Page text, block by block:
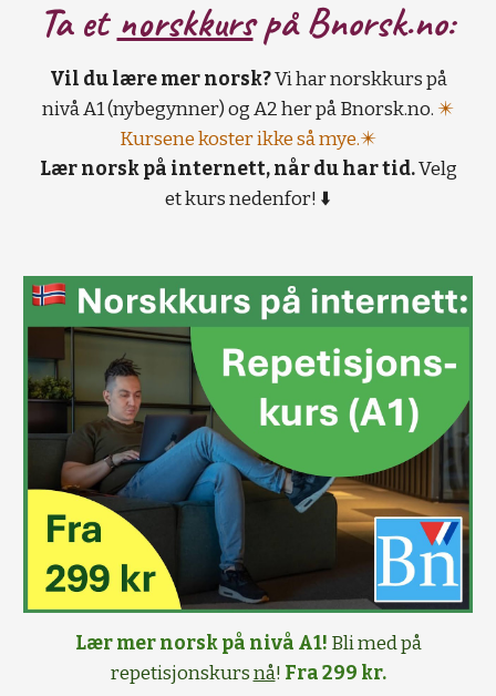
Ta et norskkurspå Bnorsk.no:
Vil du lære mer norsk?Vi har norskkurs på
nivå A1 (nybegynner) og A2 her på Bnorsk.no. ✴️
Kursene koster ikke så mye.✴️
Lær norsk på internett, når du har tid.Velg
et kurs nedenfor! ⬇️
Lær mer norsk på nivå A1! Bli med på
repetisjonskursnå! Fra 299 kr.